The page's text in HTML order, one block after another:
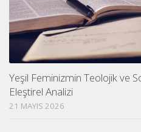
Yeşil Feminizmin Teolojik ve
Eleştirel Analizi
21 MAYIS 2026